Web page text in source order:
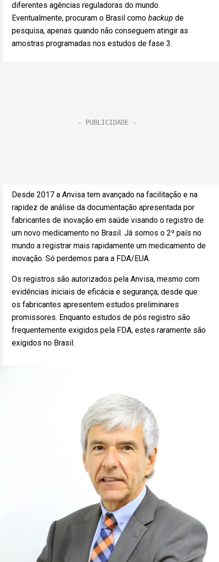
diferentes agências reguladoras do mundo.
Eventualmente, procuram o Brasil como backup de
pesquisa, apenas quando não conseguem atingir as
amostras programadas nos estudos de fase 3.
Desde 2017 a Anvisa tem avançado na facilitação e na
rapidez de análise da documentação apresentada por
fabricantes de inovação em saúde visando o registro de
um novo medicamento no Brasil. Já somos o 2º país no
mundo a registrar mais rapidamente um medicamento de
inovação. Só perdemos para a FDA/EUA.
Os registros são autorizados pela Anvisa, mesmo com
evidências iniciais de eficácia e segurança; desde que
os fabricantes apresentem estudos preliminares
promissores. Enquanto estudos de pós registro são
frequentemente exigidos pela FDA, estes raramente são
exigidos no Brasil.